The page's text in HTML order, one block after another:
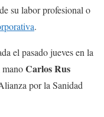
su labor profesional o
.
el pasado jueves en la
manoCarlos Rus
por la Sanidad